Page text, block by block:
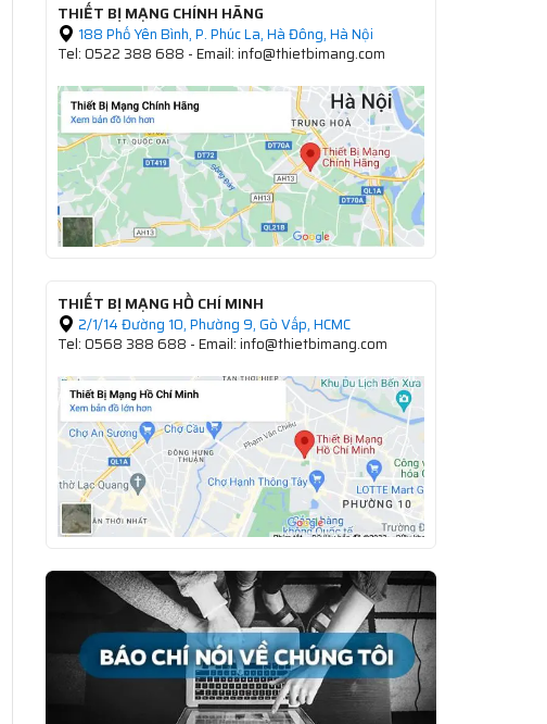
THIẾT BỊ MẠNG CHÍNH HÃNG
188 Phố Yên Bình, P. Phúc La, Hà Đông, Hà Nội
Tel: 0522 388 688 - Email: info@thietbimang.com
THIẾT BỊ MẠNG HỒ CHÍ MINH
2/1/14 Đường 10, Phường 9, Gò Vấp, HCMC
Tel: 0568 388 688 - Email: info@thietbimang.com